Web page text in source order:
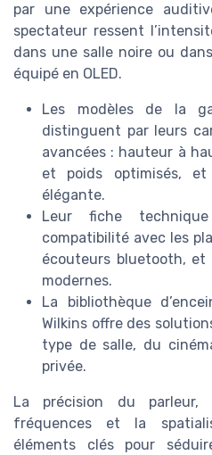
par une expérience
spectateur ressent
dans une salle noire ou
équipé en OLED.
Les modèles de la
distinguent par leurs
avancées : hauteur à
et poids optimisés,
élégante.
Leur fiche
compatibilité avec les
écouteurs bluetooth, et
modernes.
La bibliothèque
Wilkins offre des
type de salle, du
privée.
La précision du
fréquences et la
éléments clés pour